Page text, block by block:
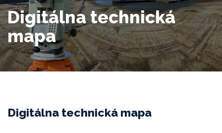
Digitálna technická
mapa
Digitálna technická mapa